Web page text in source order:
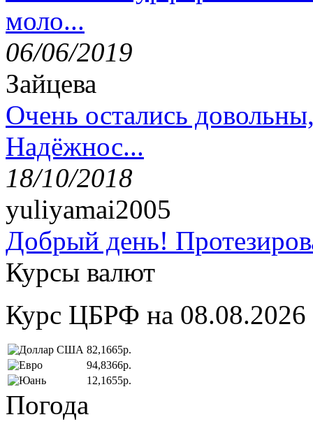
моло...
06/06/2019
Зайцева
Очень остались
Надёжнос...
18/10/2018
yuliyamai2005
Добрый день!
Курсы валют
Курс ЦБРФ на 08.08.2026
82,1665р.
94,8366р.
12,1655р.
Погода